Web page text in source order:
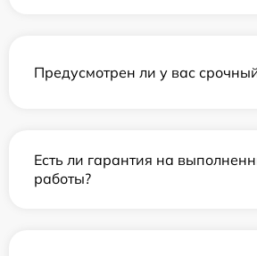
Предусмотрен ли у вас
Есть ли гарантия на
работы?